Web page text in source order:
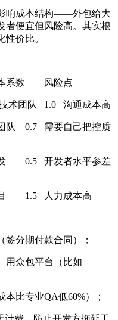
响成本结构——外包给大
者便宜但风险高。其实根
价比。
系数 风险点
术团队 1.0 沟通成本高
队 0.7
需要自己把控质
0.5
开发者水平参差
1.5 人力成本高
签分期付款合同）；
用众包平台（比如
比专业QA低60%）；